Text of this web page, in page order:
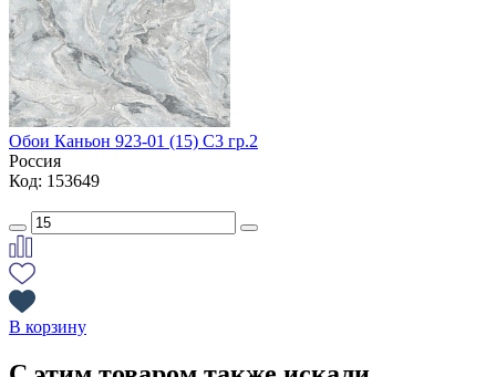
Обои Каньон 923-01 (15) С3 гр.2
Россия
Код: 153649
В корзину